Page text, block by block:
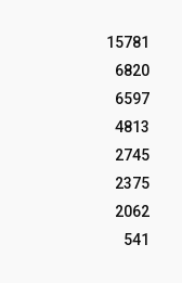
15781
6820
6597
4813
2745
2375
2062
541